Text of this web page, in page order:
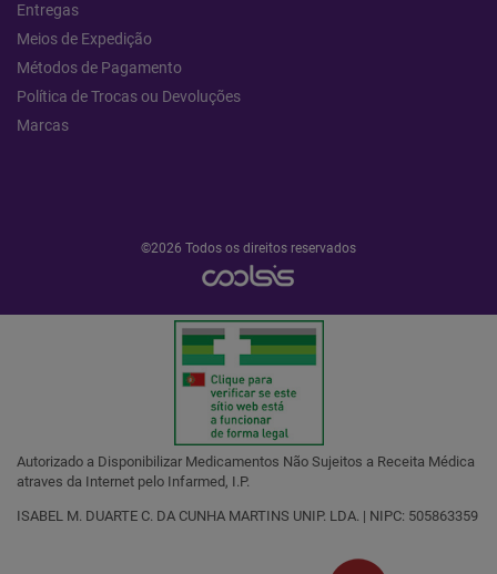
Entregas
Meios de Expedição
Métodos de Pagamento
Política de Trocas ou Devoluções
Marcas
©2026 Todos os direitos reservados
Autorizado a Disponibilizar Medicamentos Não Sujeitos a Receita Médica
atraves da Internet pelo Infarmed, I.P.
ISABEL M. DUARTE C. DA CUNHA MARTINS UNIP. LDA. | NIPC: 505863359